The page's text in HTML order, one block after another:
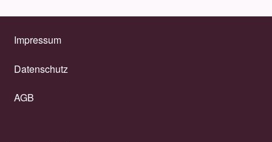
Impressum
Datenschutz
AGB